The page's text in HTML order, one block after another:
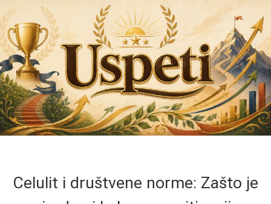
Celulit i društvene norme: Zašto je